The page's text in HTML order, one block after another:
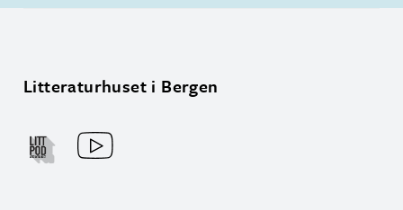
Litteraturhuset i Bergen